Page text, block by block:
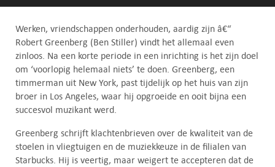
Werken, vriendschappen onderhouden, aardig zijn â€“
Robert Greenberg (Ben Stiller) vindt het allemaal even
zinloos. Na een korte periode in een inrichting is het zijn doel
om ‘voorlopig helemaal niets’ te doen. Greenberg, een
timmerman uit New York, past tijdelijk op het huis van zijn
broer in Los Angeles, waar hij opgroeide en ooit bijna een
succesvol muzikant werd.
Greenberg schrijft klachtenbrieven over de kwaliteit van de
stoelen in vliegtuigen en de muziekkeuze in de filialen van
Starbucks. Hij is veertig, maar weigert te accepteren dat de